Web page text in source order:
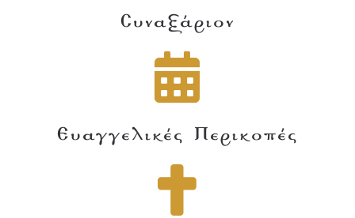
Συναξάριον
Ευαγγελικές Περικοπές